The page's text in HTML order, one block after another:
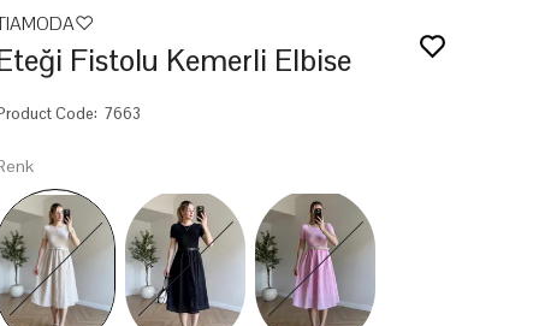
Fistolu Kemerli Elbise
Code: 7663